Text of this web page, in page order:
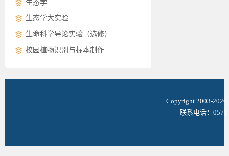
生态学
生态学大实验
生命科学导论实验（选修）
校园植物识别与标本制作
Copyright 2003-
联系电话：